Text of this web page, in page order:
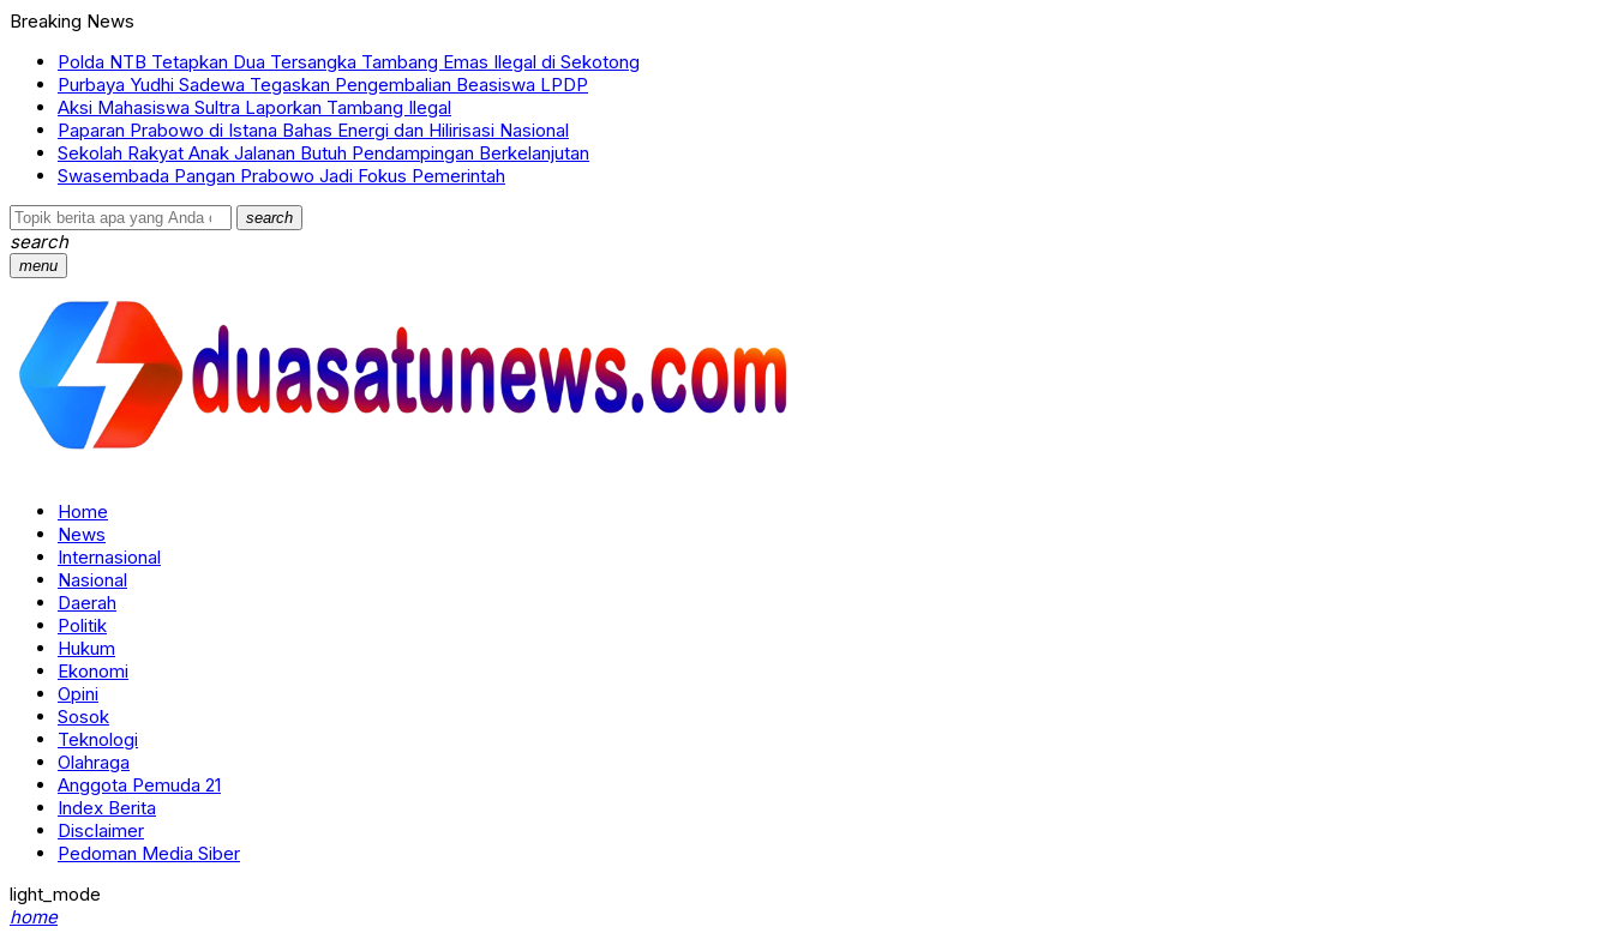
Breaking News
Polda NTB Tetapkan Dua Tersangka Tambang Emas Ilegal di Sekotong
Purbaya Yudhi Sadewa Tegaskan Pengembalian Beasiswa LPDP
Aksi Mahasiswa Sultra Laporkan Tambang Ilegal
Paparan Prabowo di Istana Bahas Energi dan Hilirisasi Nasional
Sekolah Rakyat Anak Jalanan Butuh Pendampingan Berkelanjutan
Swasembada Pangan Prabowo Jadi Fokus Pemerintah
search
search
menu
Home
News
Internasional
Nasional
Daerah
Politik
Hukum
Ekonomi
Opini
Sosok
Teknologi
Olahraga
Anggota Pemuda 21
Index Berita
Disclaimer
Pedoman Media Siber
light_mode
home